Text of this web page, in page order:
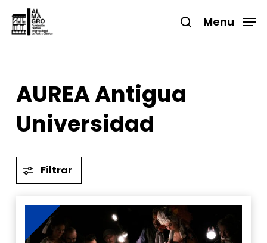
main
search
Menu
AUREA Antigua
Universidad
Filtrar